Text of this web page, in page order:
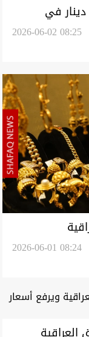
في
2026-06-02 08:25
2026-06-01 08:24
العراقية